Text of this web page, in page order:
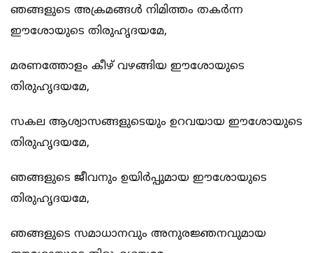
ഞങ്ങളുടെ അക്രമങ്ങള്‍ നിമിത്തം തകര്‍ന്ന
ഈശോയുടെ തിരുഹൃദയമേ,
മരണത്തോളം കീഴ് വഴങ്ങിയ ഈശോയുടെ
തിരുഹൃദയമേ,
സകല ആശ്വാസങ്ങളുടെയും ഉറവയായ ഈശോയുടെ
തിരുഹൃദയമേ,
ഞങ്ങളുടെ ജീവനും ഉയിര്‍പ്പുമായ ഈശോയുടെ
തിരുഹൃദയമേ,
ഞങ്ങളുടെ സമാധാനവും അനുരജ്ഞനവുമായ